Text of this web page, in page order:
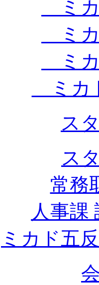
ミカ
ミカ
ミカ
ミカ
ス
ス
常務
人事課
ミカド五